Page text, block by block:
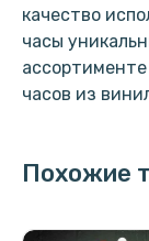
качество
часы
часов из
Похожие